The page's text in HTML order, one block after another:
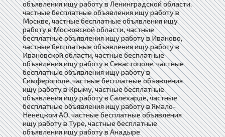
объявления ищу работу в Ленинградской области,
частные бесплатные объявления ищу работу в
Москве, частные бесплатные объявления ищу
работу в Московской области, частные
бесплатные объявления ищу работу в Иваново,
частные бесплатные объявления ищу работу в
Ивановской области, частные бесплатные
объявления ищу работу в Севастополе, частные
бесплатные объявления ищу работу в
Симферополе, частные бесплатные объявления
ищу работу в Крыму, частные бесплатные
объявления ищу работу в Салехарде, частные
бесплатные объявления ищу работу в Ямало-
Ненецком АО, частные бесплатные объявления
ищу работу в Туре, частные бесплатные
объявления ищу работу в Анадыре